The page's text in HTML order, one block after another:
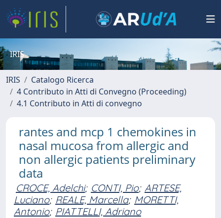
IRIS
IRIS
Catalogo Ricerca
4 Contributo in Atti di Convegno (Proceeding)
4.1 Contributo in Atti di convegno
rantes and mcp 1 chemokines in
nasal mucosa from allergic and
non allergic patients preliminary
data
CROCE, Adelchi; CONTI, Pio; ARTESE,
Luciano; REALE, Marcella; MORETTI,
Antonio; PIATTELLI, Adriano